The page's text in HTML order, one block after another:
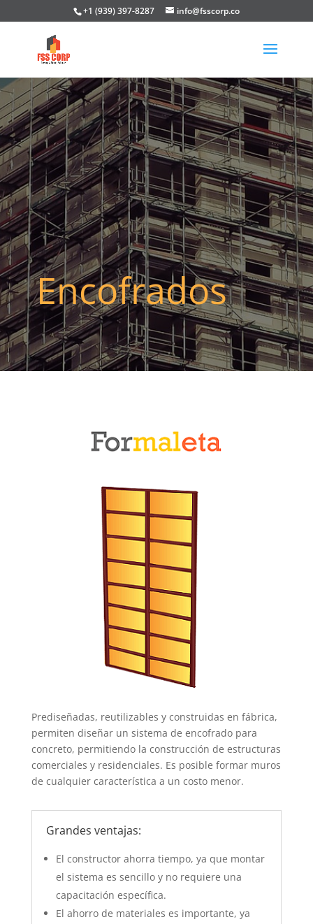
+1 (939) 397-8287 info@fsscorp.co
Encofrados
Prediseñadas, reutilizables y construidas en fábrica,
permiten diseñar un sistema de encofrado para
concreto, permitiendo la construcción de estructuras
comerciales y residenciales. Es posible formar muros
de cualquier característica a un costo menor.
Grandes ventajas:
El constructor ahorra tiempo, ya que montar
el sistema es sencillo y no requiere una
capacitación específica.
El ahorro de materiales es importante, ya